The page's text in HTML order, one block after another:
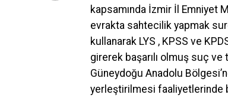
kapsamında İzmir İl Emniyet
evrakta sahtecilik yapmak
kullanarak LYS , KPSS ve
girerek başarılı olmuş suç
Güneydoğu Anadolu
yerleştirilmesi faaliyetlerinde